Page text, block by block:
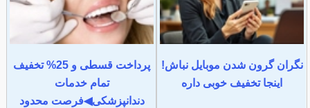
نگران گرون شدن موبایل نباش!
اینجا تخفیف خوبی داره
پرداخت قسطی و 25% تخفیف
تمام خدمات
دندانپزشکی◀فرصت محدود